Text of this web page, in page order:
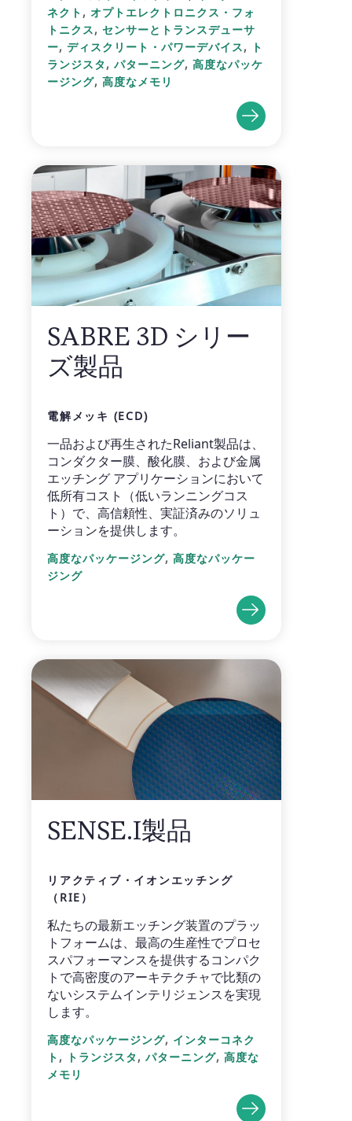
ネクト , オプトエレクトロニクス・フォ
トニクス, センサーとトランスデューサ
ー, ディスクリート・パワーデバイス,
ト
ランジスタ , パターニング, 高度なパッケ
ージング, 高度なメモリ
SABRE 3D シリー
ズ製品
電解メッキ (ECD)
一品および再生されたReliant製品は、
コンダクター膜、酸化膜、および金属
エッチング アプリケーションにおいて
低所有コスト（低いランニングコス
ト）で、高信頼性、実証済みのソリュ
ーションを提供します。
高度なパッケージング, 高度なパッケー
ジング
SENSE.I製品
リアクティブ・イオンエッチング
（RIE）
私たちの最新エッチング装置のプラッ
トフォームは、最高の生産性でプロセ
スパフォーマンスを提供するコンパク
トで高密度のアーキテクチャで比類の
ないシステムインテリジェンスを実現
します。
高度なパッケージング, インターコネク
ト , トランジスタ , パターニング, 高度な
メモリ